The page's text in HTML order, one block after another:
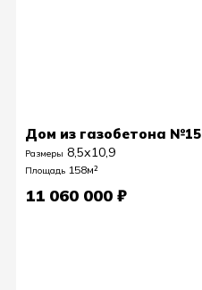
Дом из газобетона №15
Размеры 8,5х10,9
Площадь 158м²
11 060 000 ₽